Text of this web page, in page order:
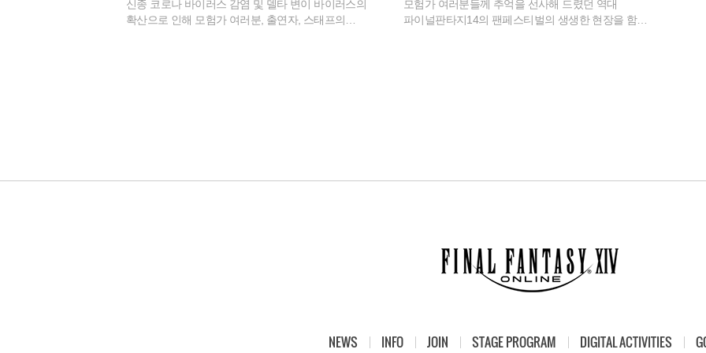
신종 코로나 바이러스 감염 및 델타 변이 바이러스의
확산으로 인해 모험가 여러분, 출연자, 스태프의
모험가 여러분들께 추억을 선사해 드렸던 역대
파이널판타지14의 팬페스티벌의 생생한 현장을 함께
NEWS INFO JOIN STAGE PROGRAM DIGITAL ACTIVITIES